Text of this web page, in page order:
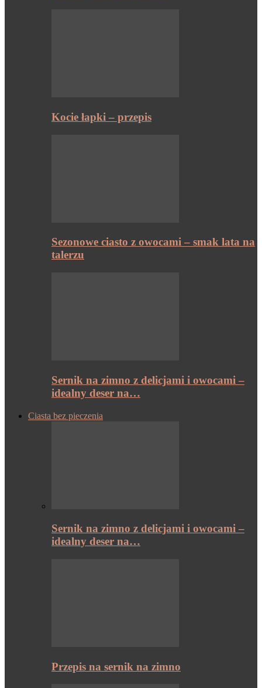
Kocie łapki – przepis
Sezonowe ciasto z owocami – smak lata na
talerzu
Sernik na zimno z delicjami i owocami –
idealny deser na…
Ciasta bez pieczenia
Sernik na zimno z delicjami i owocami –
idealny deser na…
Przepis na sernik na zimno